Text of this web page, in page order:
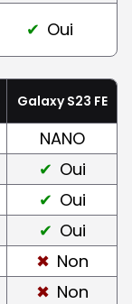
Oui
Galaxy S23 FE
NANO
Oui
Oui
Oui
Non
Non